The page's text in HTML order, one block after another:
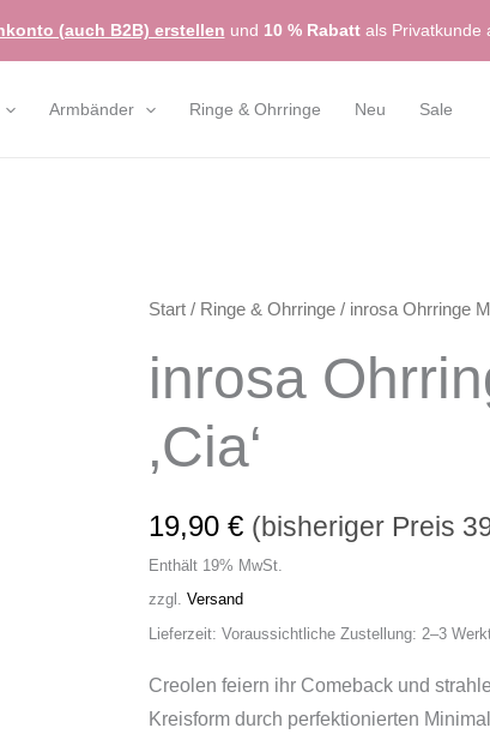
(auch B2B) erstellen und 10 % Rabattals Privatkunde
Armbänder Ringe & Ohrringe Neu Sale
Start / Ringe & Ohrringe / inrosa Ohrringe
inrosa
‚Cia‘
19,90€ (bisheriger Preis
Enthält 19% MwSt.
zzgl.Versand
Lieferzeit: Voraussichtliche Zustellung: 2–3
Creolen feiern ihr Comeback und
Kreisform durch perfektionierten
inrosa
Modell
Menge